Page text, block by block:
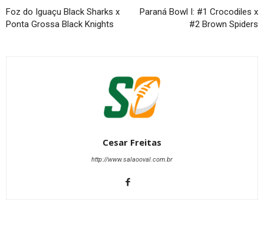
Foz do Iguaçu Black Sharks x
Ponta Grossa Black Knights
Paraná Bowl I: #1 Crocodiles x
#2 Brown Spiders
Cesar Freitas
http://www.salaooval.com.br